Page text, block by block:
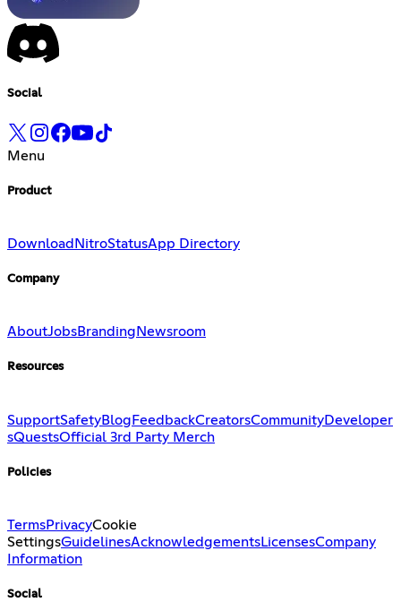
Social
Menu
Product
Download NitroStatusApp Directory
Company
AboutJobsBranding Newsroom
Resources
SupportSafetyBlogFeedbackCreatorsCommunityDeveloper
sQuestsOfficial 3rd Party Merch
Policies
TermsPrivacyCookie
SettingsGuidelinesAcknowledgementsLicensesCompany
Information
Social